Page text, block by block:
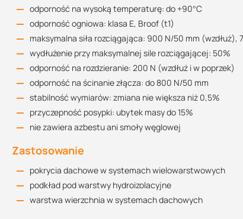
odporność na wysoką temperaturę: do +90°C
odporność ogniowa: klasa E, Broof (t1)
maksymalna siła rozciągająca: 900 N/50 mm (wzdłuż),
wydłużenie przy maksymalnej sile rozciągającej: 50%
odporność na rozdzieranie: 200 N (wzdłuż i w poprzek)
odporność na ścinanie złącza: do 800 N/50 mm
stabilność wymiarów: zmiana nie większa niż 0,5%
przyczepność posypki: ubytek masy do 15%
nie zawiera azbestu ani smoły węglowej
Zastosowanie
pokrycia dachowe w systemach wielowarstwowych
podkład pod warstwy hydroizolacyjne
warstwa wierzchnia w systemach dachowych